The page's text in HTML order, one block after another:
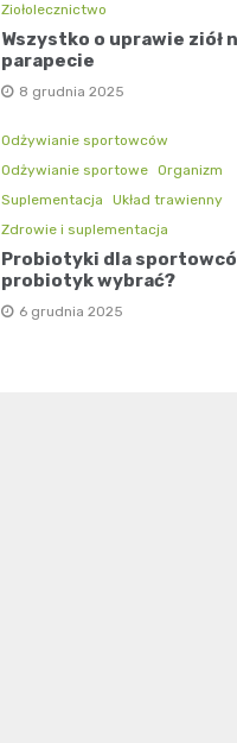
Ziołolecznictwo
Wszystko o uprawie ziół
parapecie
8 grudnia 2025
Odżywianie sportowców
Odżywianie sportowe Organizm
Suplementacja
Układ trawienny
Zdrowie i suplementacja
Probiotyki dla
probiotyk wybrać?
6 grudnia 2025